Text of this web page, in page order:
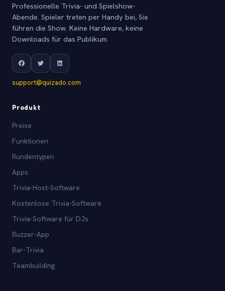
Professionelle Trivia- und Spielshow-
Abende. Spieler treten per Handy bei, Sie
führen die Show. Keine Hardware, keine
Downloads für das Publikum.
support@quizado.com
Produkt
Preise
Funktionen
Rundentypen
Apps
Trivia-Host-Software
Kostenlose Trivia-Software
Trivia-Software für DJs
Buzzer-App
Bar-Trivia
Teambuilding